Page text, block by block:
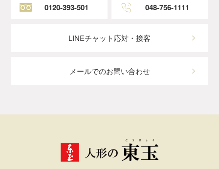
0120-393-501 048-756-1111
LINEチャット応対・接客
メールでのお問い合わせ